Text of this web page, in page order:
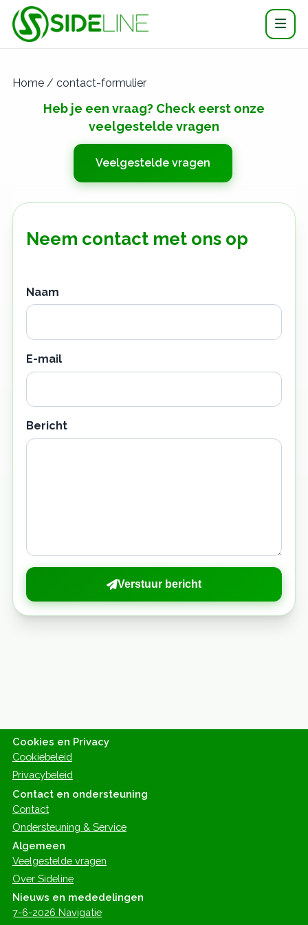
Home / contact-formulier
Heb je een vraag? Check eerst onze
veelgestelde vragen
Veelgestelde vragen
Neem contact met ons op
Naam
E-mail
Bericht
Verstuur bericht
Cookies en Privacy
Cookiebeleid
Privacybeleid
Contact en ondersteuning
Contact
Ondersteuning & Service
Algemeen
Veelgestelde vragen
Over Sideline
Nieuws en mededelingen
7-6-2026 Navigatie